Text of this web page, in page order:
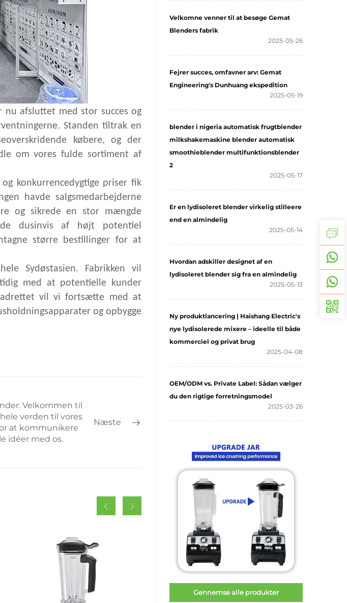
afsluttet med stor succes og
Standen tiltrak en
købere, og der
om vores fulde sortiment af
konkurrencedygtige priser fik
havde salgsmedarbejderne
og sikrede en stor mængde
dusinvis af højt potentiel
større bestillinger for at
Sydøstasien. Fabrikken vil
med at potentielle kunder
vil vi fortsætte med at
og opbygge
Velkommen til
verden til vores
at kommunikere
idéer med os.
Næste
Velkomne venner til at besøge Gemat
Blenders fabrik
2025-05-26
Fejrer succes, omfavner arv: Gemat
Engineering's Dunhuang ekspedition
2025-05-19
blender i nigeria automatisk frugtblender
milkshakemaskine blender automatisk
smoothieblender multifunktionsblender
2
2025-05-17
Er en lydisoleret blender virkelig stilleere
end en almindelig
2025-05-14
Hvordan adskiller designet af en
lydisoleret blender sig fra en almindelig
2025-05-13
Ny produktlancering | Haishang Electric's
nye lydisolerede mixere – ideelle til både
kommerciel og privat brug
2025-04-08
OEM/ODM vs. Private Label: Sådan vælger
du den rigtige forretningsmodel
2025-03-26
Gennemse alle produkter